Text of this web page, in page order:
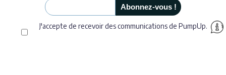
J'accepte de recevoir des communications de PumpUp.